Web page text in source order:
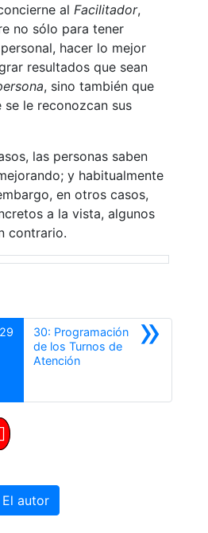
al Facilitador,
no sólo para tener
hacer lo mejor
resultados que sean
, sino también que
se le reconozcan sus
las personas saben
y habitualmente
en otros casos,
a la vista, algunos
contrario.
29 »
30: Programación
de los Turnos de
AtenciónSiguiente
autor